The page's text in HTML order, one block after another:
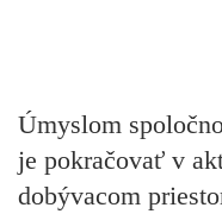
Úmyslom
je pokračovať v
dobývacom